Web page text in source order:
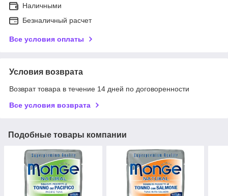
Наличными
Безналичный расчет
Все условия оплаты
Условия возврата
Возврат товара в течение 14 дней по договоренности
Все условия возврата
Подобные товары компании